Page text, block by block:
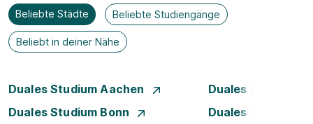
Beliebte Städte Beliebte Studiengänge
Beliebt in deiner Nähe
Duales Studium Aachen
Duales Studium
Duales Studium Bonn
Duales Studium